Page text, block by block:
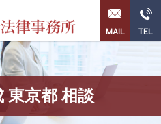
東京都 相談